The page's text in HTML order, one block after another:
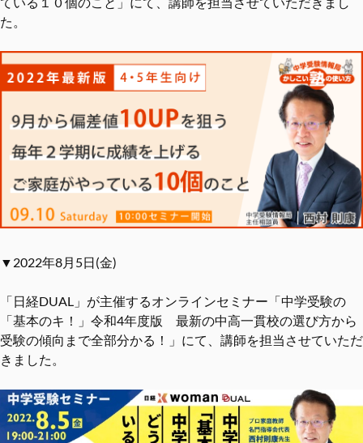
た。
▼2022年8月5日(金)
「日経DUAL」が主催するオンラインセミナー「中学受験の
「基本のキ！」令和4年度版 最新の中高一貫校の選び方から
受験の傾向まで全部分かる！」にて、講師を担当させていただ
きました。